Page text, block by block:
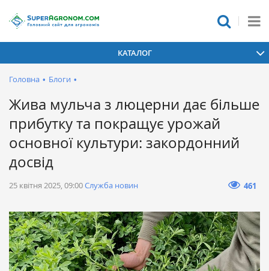
КАТАЛОГ
Головна • Блоги •
Жива мульча з люцерни дає більше
прибутку та покращує урожай
основної культури: закордонний
досвід
25 квітня 2025, 09:00Служба новин 461